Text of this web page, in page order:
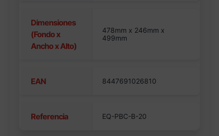
Dimensiones
(Fondo x
Ancho x Alto)
478mm x 246mm x
499mm
EAN 8447691026810
Referencia EQ-PBC-B-20